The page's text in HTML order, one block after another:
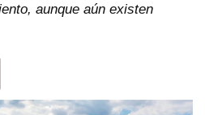
aunque aún existen